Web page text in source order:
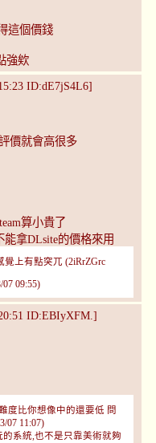
這個價錢
強欸
ID:dE7jS4L6]
價就會高很多
算小貴了
能拿DLsite的價格來用
上有點突兀 (2iRrZGrc
09:55)
ID:EBIyXFM.]
度比你想像中的還要低 問
07 11:07)
系統,也不是只靠美術就夠